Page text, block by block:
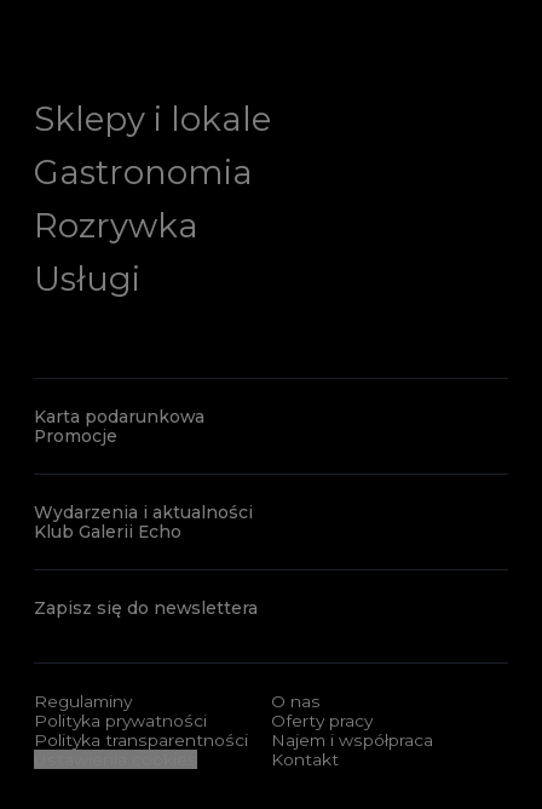
Sklepy i lokale
Gastronomia
Rozrywka
Usługi
Karta podarunkowa
Promocje
Wydarzenia i aktualności
Klub Galerii Echo
Zapisz się do newslettera
Regulaminy
Polityka prywatności
Polityka transparentności
O nas
Oferty pracy
Najem i współpraca
Kontakt